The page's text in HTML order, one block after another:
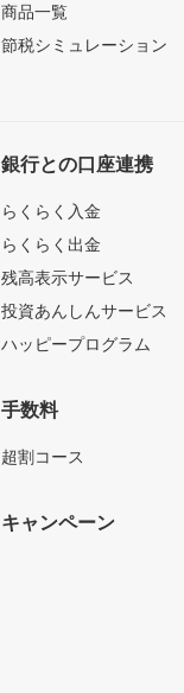
商品一覧
節税シミュレーション
銀行との口座連携
らくらく入金
らくらく出金
残高表示サービス
投資あんしんサービス
ハッピープログラム
手数料
超割コース
キャンペーン